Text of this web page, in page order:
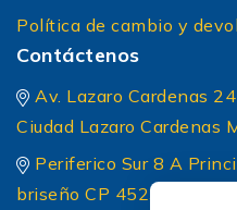
Política de cambio y
Contáctenos
Av. Lazaro Cardenas
Ciudad Lazaro Cardenas
Periferico Sur 8 A
briseño CP 45236